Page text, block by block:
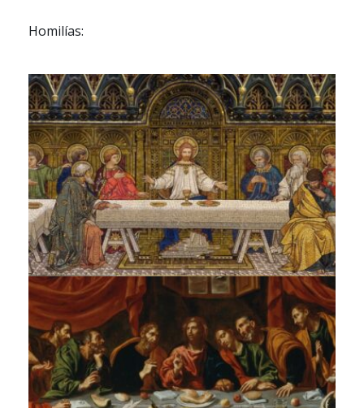
Homilías: